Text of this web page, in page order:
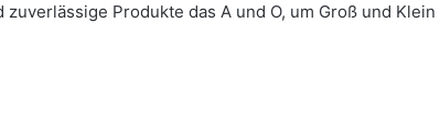
Produkte das A und O, um Groß und Klein